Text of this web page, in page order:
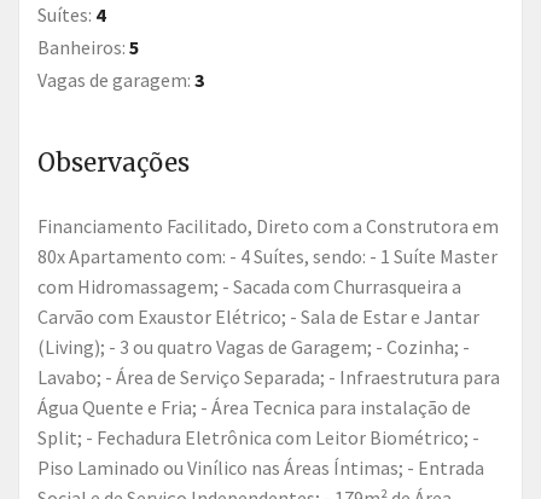
Suítes: 4
Banheiros: 5
Vagas de garagem: 3
Observações
Financiamento Facilitado, Direto com a Construtora em
80x Apartamento com: - 4 Suítes, sendo: - 1 Suíte Master
com Hidromassagem; - Sacada com Churrasqueira a
Carvão com Exaustor Elétrico; - Sala de Estar e Jantar
(Living); - 3 ou quatro Vagas de Garagem; - Cozinha; -
Lavabo; - Área de Serviço Separada; - Infraestrutura para
Água Quente e Fria; - Área Tecnica para instalação de
Split; - Fechadura Eletrônica com Leitor Biométrico; -
Piso Laminado ou Vinílico nas Áreas Íntimas; - Entrada